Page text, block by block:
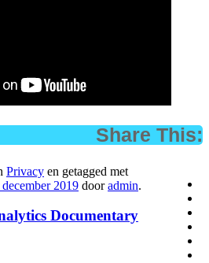
Share This:
Privacy en getagged met
december 2019 dooradmin.
Documentary